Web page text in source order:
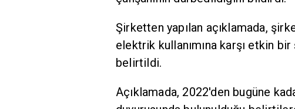
Şirketten yapılan açıklamada,
elektrik kullanımına karşı etkin
belirtildi.
Açıklamada, 2022'den bugüne